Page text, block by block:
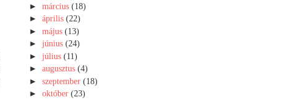
►március(18)
►április(22)
►május(13)
►június(24)
►július(11)
►augusztus(4)
►szeptember(18)
►október(23)